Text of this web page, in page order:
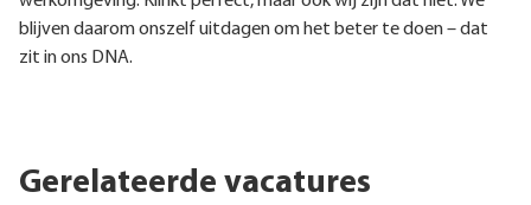
blijven daarom onszelf uitdagen om het beter te doen – dat
zit in ons DNA.
Gerelateerde vacatures